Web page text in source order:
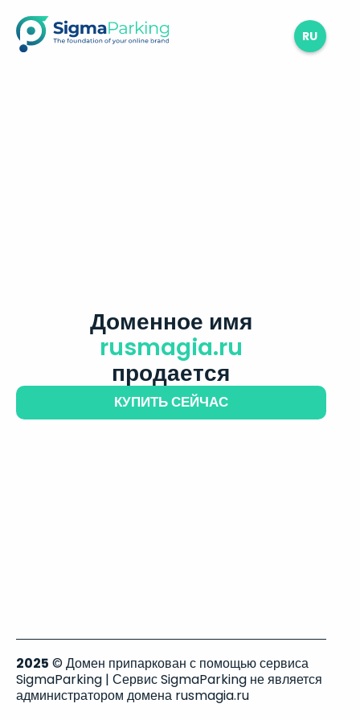
RU
Доменное имя
rusmagia.ru
продается
КУПИТЬ СЕЙЧАС
2025 © Домен припаркован с помощью сервиса
SigmaParking | Сервис SigmaParking не является
администратором домена rusmagia.ru